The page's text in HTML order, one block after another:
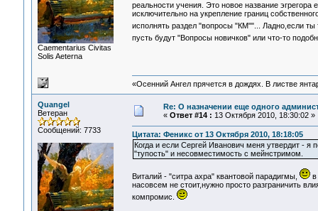
Сaementarius Civitas
Solis Aeterna
реальности учения. Это новое название эгрегора
исключительно на укрепление границ
исполнять раздел "вопросы "КМ""... Ладно,если
пусть будут "Вопросы новичков" или что-то
«Осенний Ангел прячется в дождях. В листве
Quangel
Ветеран
Сообщений: 7733
Re: О назначении еще одного
« Ответ #14 : 13 Октября 2010, 18:30:02 »
Цитата: Феникс от 13 Октября 2010, 18:18:05
Когда и если Сергей Иванович меня утвердит -
"тупость" и несовместимость с мейнстримом.
Виталий - "ситра ахра" квантовой парадигмы,
в
насовсем не стоит,нужно просто разграничить
компромис.